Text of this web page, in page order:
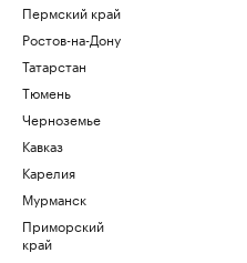
Пермский край
Ростов-на-Дону
Татарстан
Тюмень
Черноземье
Кавказ
Карелия
Мурманск
Приморский
край